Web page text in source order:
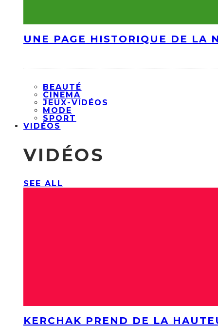
UNE PAGE HISTORIQUE DE LA
BEAUTÉ
CINEMA
JEUX-VIDÉOS
MODE
SPORT
VIDÉOS
VIDÉOS
SEE ALL
KERCHAK PREND DE LA